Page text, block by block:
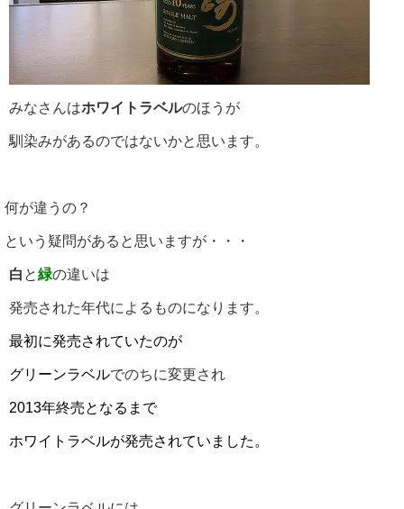
みなさんはホワイトラベルのほうが
馴染みがあるのではないかと思います。
何が違うの？
という疑問があると思いますが・・・
白 と緑の違いは
発売された年代によるものになります。
最初に発売されていたのが
グリーンラベルでのちに変更され
2013年終売となるまで
ホワイトラベルが発売されていました。